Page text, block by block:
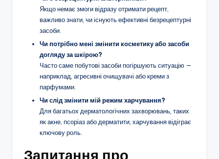
Якщо немає змоги відразу отримати рецепт,
важливо знати, чи існують ефективні безрецептурні
засоби.
Чи потрібно мені змінити косметику або засоби
догляду за шкірою?
Часто саме побутові засоби погіршують ситуацію —
наприклад, агресивні очищувачі або креми з
парфумами.
Чи слід змінити мій режим харчування?
Для багатьох дерматологічних захворювань, таких
як акне, псоріаз або дерматити, харчування відіграє
ключову роль.